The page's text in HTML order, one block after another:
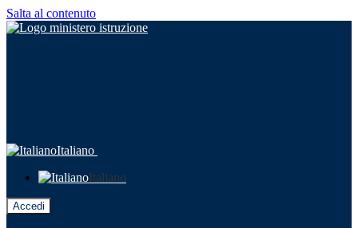
Salta al contenuto
Italiano
Italiano
Accedi